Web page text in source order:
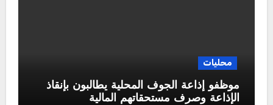
محليات
موظفو إذاعة الجوف المحلية يطالبون بإنقاذ
الإذاعة وصرف مستحقاتهم المالية